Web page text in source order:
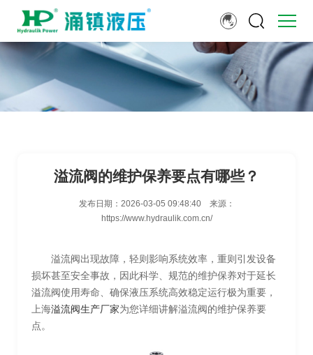
溢流阀的维护保养要点有哪些？
发布日期： 2026-03-05 09:48:40
来源：
https://www.hydraulik.com.cn/
溢流阀出现故障，轻则影响系统效率，重则引发设备
损坏甚至安全事故，因此科学、规范的维护保养对于延长
溢流阀使用寿命、确保液压系统高效稳定运行极为重要，
上海溢流阀生产厂家为您详细讲解溢流阀的维护保养要
点。